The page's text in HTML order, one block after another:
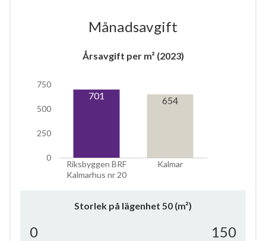
Månadsavgift
Årsavgift per m² (2023)
Riksbyggen BRF
Kalmarhus nr 20
Kalmar
0
250
500
750
701 654
Storlek på lägenhet 50 (m²)
0 150